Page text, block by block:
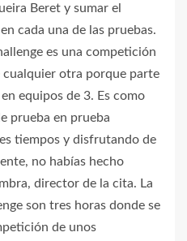
Beret y sumar el
cada una de las pruebas.
es una competición
cualquier otra porque parte
equipos de 3. Es como
prueba en prueba
tiempos y disfrutando de
no habías hecho
director de la cita. La
son tres horas donde se
de unos